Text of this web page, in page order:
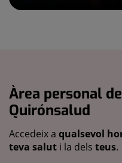
Àrea personal
Quirónsalud
Accedeix a qualsevol
teva salut i la dels teus.